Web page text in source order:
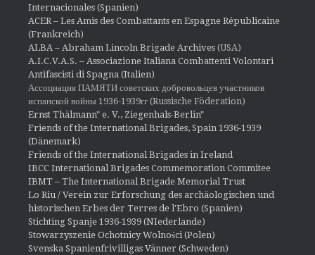
Internacionales (Spanien)
ACER – Les Amis des Combattants en Espagne Républicaine
(Frankreich)
ALBA – Abraham Lincoln Brigade Archives (USA)
A.I.C.V.A.S. – Associazione Italiana Combattenti Volontari
Antifascisti di Spagna (Italien)
Ассоциация ПАМЯТИ советских добровольцев участников
испанской войны 1936-1939гг (Russische Föderation)
Ernst Thälmann" e. V., Ziegenhals-Berlin"
Friends of the International Brigades, Spain 1936-1939
(Dänemark)
Friends of the International Brigades in Ireland
IBCC International Brigades Commemoration Commitee
IBMT – The International Brigade Memorial Trust
Lo Riu / Verein zur Erforschung des archäologischen und
historischen Erbes der Terres de l'Ebro (Spanien)
Stichting Spanje 1936-1939 (NIederlande)
Stowarzyszenie Ochotnicy Wolności (Polen)
Svenska Spanienfrivilligas Vänner (Schweden)